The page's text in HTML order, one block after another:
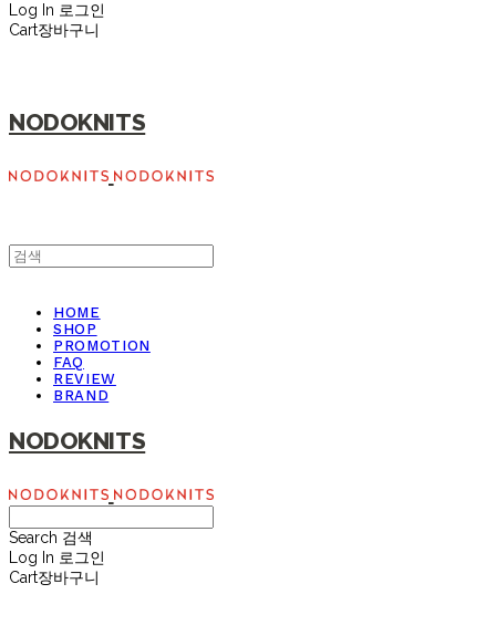
Log In 로그인
Cart장바구니
NODOKNITS
HOME
SHOP
PROMOTION
FAQ
REVIEW
BRAND
NODOKNITS
Search 검색
Log In 로그인
Cart장바구니